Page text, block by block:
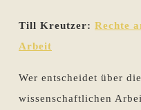
Till Kreutzer: Rechte
Arbeit
Wer entscheidet über
wissenschaftlichen